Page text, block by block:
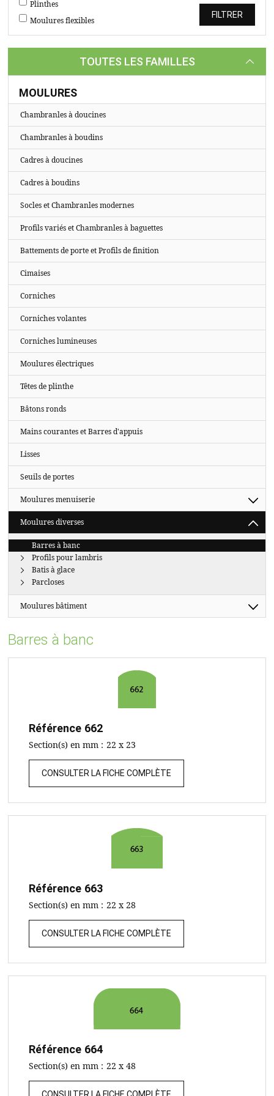
MESURE
PROPOS
Plinthes
Moulures flexibles
TOUTES LES FAMILLES
MOULURES
Chambranles à doucines
Chambranles à boudins
Cadres à doucines
Cadres à boudins
Socles et Chambranles modernes
Profils variés et Chambranles à baguettes
Battements de porte et Profils de finition
Cimaises
Corniches
Corniches volantes
Corniches lumineuses
Moulures électriques
Têtes de plinthe
Bâtons ronds
Mains courantes et Barres d'appuis
Lisses
Seuils de portes
Moulures menuiserie
Moulures diverses
Barres à banc
Profils pour lambris
Batis à glace
Parcloses
Moulures bâtiment
Barres à banc
Référence 662
Section(s) en mm : 22 x 23
CONSULTER LA FICHE COMPLÈTE
Référence 663
Section(s) en mm : 22 x 28
CONSULTER LA FICHE COMPLÈTE
Référence 664
Section(s) en mm : 22 x 48
CONSULTER LA FICHE COMPLÈTE